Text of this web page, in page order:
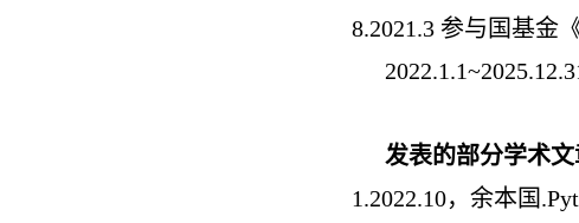
8.2021.3 参与国基金
发表的部分学术文
1.2022.10，余本国